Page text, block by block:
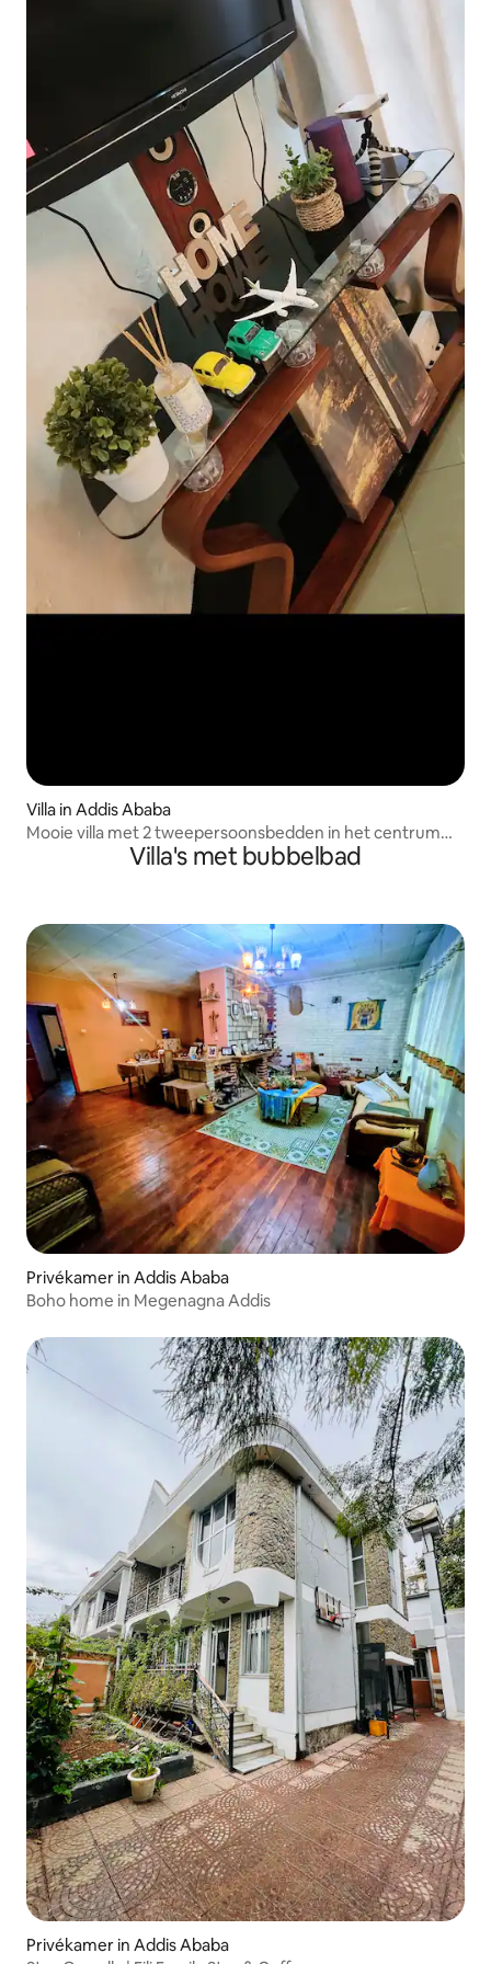
Villa in Addis Ababa
Mooie villa met 2 tweepersoonsbedden in het centrum
van Addis BoleVilla's met bubbelbad
Privékamer in Addis Ababa
Boho home in Megenagna Addis
Privékamer in Addis Ababa